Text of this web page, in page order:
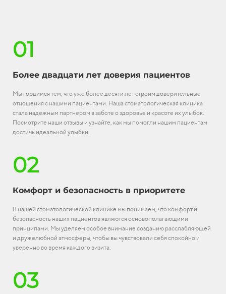
01
Более двадцати лет доверия пациентов
Мы гордимся тем, что уже более десяти лет строим доверительные
отношения с нашими пациентами. Наша стоматологическая клиника
стала надежным партнером в заботе о здоровье и красоте их улыбок.
Посмотрите наши отзывы и узнайте, как мы помогли нашим пациентам
достичь идеальной улыбки.
02
Комфорт и безопасность в приоритете
В нашей стоматологической клинике мы понимаем, что комфорт и
безопасность наших пациентов являются основополагающими
принципами. Мы уделяем особое внимание созданию расслабляющей
и дружелюбной атмосферы, чтобы вы чувствовали себя спокойно и
уверенно во время каждого визита.
03